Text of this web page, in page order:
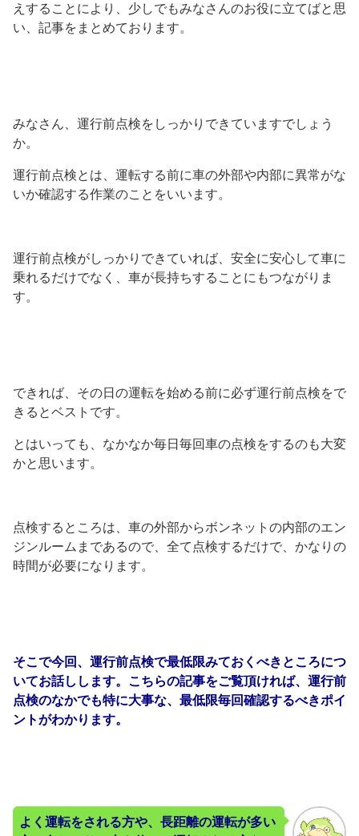
えすることにより、少しでもみなさんのお役に立てばと思
い、記事をまとめております。
みなさん、運行前点検をしっかりできていますでしょう
か。
運行前点検とは、運転する前に車の外部や内部に異常がな
いか確認する作業のことをいいます。
運行前点検がしっかりできていれば、安全に安心して車に
乗れるだけでなく、車が長持ちすることにもつながりま
す。
できれば、その日の運転を始める前に必ず運行前点検をで
きるとベストです。
とはいっても、なかなか毎日毎回車の点検をするのも大変
かと思います。
点検するところは、車の外部からボンネットの内部のエン
ジンルームまであるので、全て点検するだけで、かなりの
時間が必要になります。
そこで今回、運行前点検で最低限みておくべきところにつ
いてお話しします。こちらの記事をご覧頂ければ、運行前
点検のなかでも特に大事な、最低限毎回確認するべきポイ
ントがわかります。
よく運転をされる方や、長距離の運転が多い